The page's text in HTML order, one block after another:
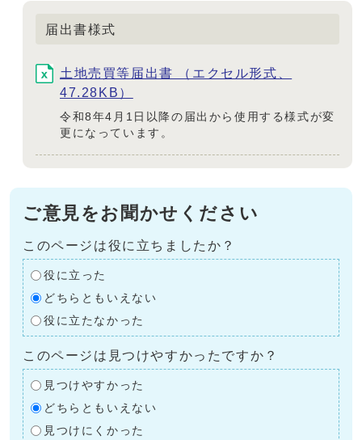
届出書様式
土地売買等届出書 （エクセル形式、
47.28KB）
令和8年4月1日以降の届出から使用する様式が変
更になっています。
ご意見をお聞かせください
このページは役に立ちましたか？
役に立った
どちらともいえない
役に立たなかった
このページは見つけやすかったですか？
見つけやすかった
どちらともいえない
見つけにくかった